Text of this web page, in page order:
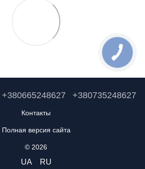
+380665248627 +380735248627
Контакты
Полная версия сайта
© 2026
UA RU